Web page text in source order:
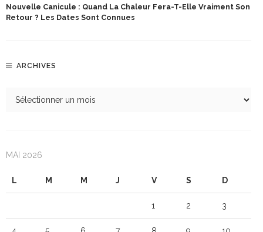
Nouvelle Canicule : Quand La Chaleur Fera-T-Elle Vraiment Son
Retour ? Les Dates Sont Connues
ARCHIVES
MAI 2026
L M M J V S D
1 2 3